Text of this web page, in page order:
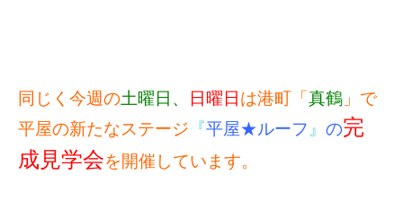
同じく今週の土曜日、 日曜日 は港町「 真鶴 」で
平屋の新たなステージ 『平屋★ルーフ 』 の完
成見学会を開催しています。